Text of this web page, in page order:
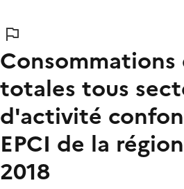
Consommations
totales tous
d'activité
EPCI de la
2018